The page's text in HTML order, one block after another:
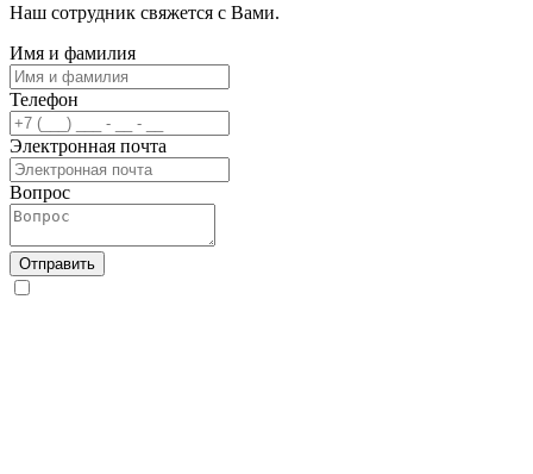
Наш сотрудник свяжется с Вами.
Имя и фамилия
Телефон
Электронная почта
Вопрос
Отправить